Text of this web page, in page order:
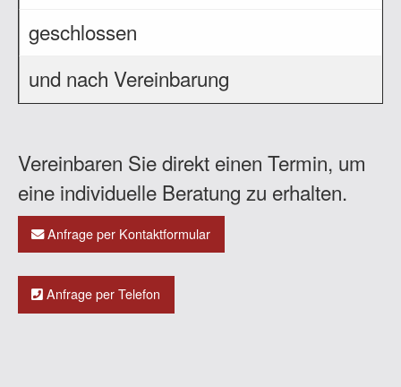
geschlossen
und nach Vereinbarung
Vereinbaren Sie direkt einen Termin, um
eine individuelle Beratung zu erhalten.
Anfrage per Kontaktformular
Anfrage per Telefon